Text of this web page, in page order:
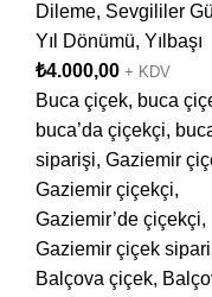
Dileme, Sevgililer
Yıl Dönümü, Yılbaşı
₺4.000,00 + KDV
Buca çiçek, buca
buca’da çiçekçi,
siparişi, Gaziemir
Gaziemir çiçekçi,
Gaziemir’de çiçekçi,
Gaziemir çiçek
Balçova çiçek,